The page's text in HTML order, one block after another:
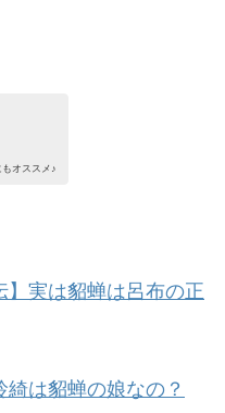
オススメ♪
】実は貂蝉は呂布の正
綺は貂蝉の娘なの？